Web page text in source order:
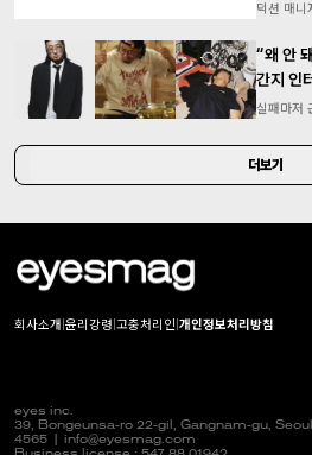
덕션 매니
“왜 안
간지 인
실패마저
더보기
회사소개 윤리강령 고충처리인 개인정보처리방침
eyes inc.
39, Bongeunsa-ro 22-gil, Gangnam-gu,
4565
info@eyesmag.com